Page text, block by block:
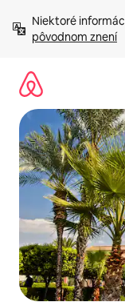
obsah.
Niektoré
pôvodnom znení